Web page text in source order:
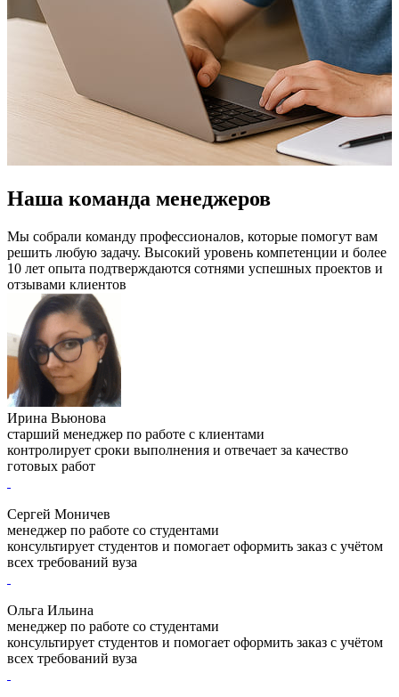
Наша команда менеджеров
Мы собрали команду профессионалов, которые помогут вам
решить любую задачу. Высокий уровень компетенции и более
10 лет опыта подтверждаются сотнями успешных проектов и
отзывами клиентов
Ирина Вьюнова
старший менеджер по работе с клиентами
контролирует сроки выполнения и отвечает за качество
готовых работ
Сергей Моничев
менеджер по работе со студентами
консультирует студентов и помогает оформить заказ с учётом
всех требований вуза
Ольга Ильина
менеджер по работе со студентами
консультирует студентов и помогает оформить заказ с учётом
всех требований вуза